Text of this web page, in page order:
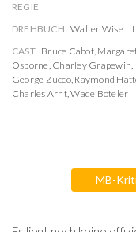
REGIE
DREHBUCH Walter Wise
CAST Bruce Cabot,
Osborne, Charley Grapewin,
George Zucco, Raymond
Charles Arnt,Wade Boteler
MB-